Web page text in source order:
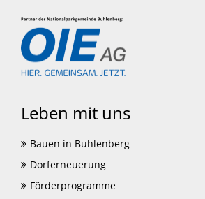
Leben mit uns
Bauen in Buhlenberg
Dorferneuerung
Förderprogramme